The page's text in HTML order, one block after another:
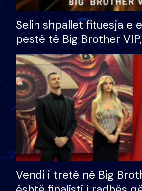
Selin shpallet fituesja e
pestë të Big Brother
çmimin e madh prej
Vendi i tretë në Big